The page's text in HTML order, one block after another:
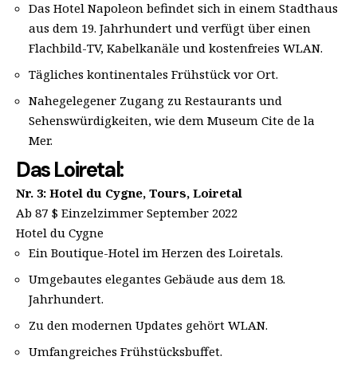
Das Hotel Napoleon befindet sich in einem Stadthaus
aus dem 19. Jahrhundert und verfügt über einen
Flachbild-TV, Kabelkanäle und kostenfreies WLAN.
Tägliches kontinentales Frühstück vor Ort.
Nahegelegener Zugang zu Restaurants und
Sehenswürdigkeiten, wie dem Museum Cite de la
Mer.
Das Loiretal:
Nr. 3: Hotel du Cygne, Tours, Loiretal
Ab 87 $ Einzelzimmer September 2022
Hotel du Cygne
Ein Boutique-Hotel im Herzen des Loiretals.
Umgebautes elegantes Gebäude aus dem 18.
Jahrhundert.
Zu den modernen Updates gehört WLAN.
Umfangreiches Frühstücksbuffet.